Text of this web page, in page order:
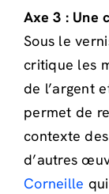
Axe 3 : Une
Sous le
critique les
de l’argent
permet de
contexte
d’autres
Corneille